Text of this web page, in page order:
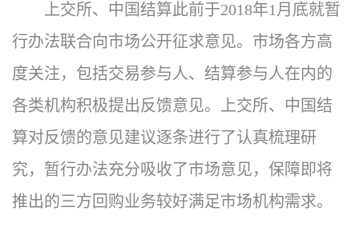
上交所、中国结算此前于2018年1月底就暂
行办法联合向市场公开征求意见。市场各方高
度关注，包括交易参与人、结算参与人在内的
各类机构积极提出反馈意见。上交所、中国结
算对反馈的意见建议逐条进行了认真梳理研
究，暂行办法充分吸收了市场意见，保障即将
推出的三方回购业务较好满足市场机构需求。